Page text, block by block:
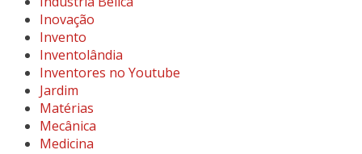
Inovação
Invento
Inventolândia
Inventores no Youtube
Jardim
Matérias
Mecânica
Medicina